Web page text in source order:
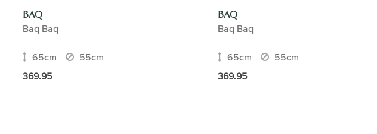
BAQ
Baq Baq
65cm
55cm
369.95
BAQ
Baq Baq
65cm
55cm
369.95